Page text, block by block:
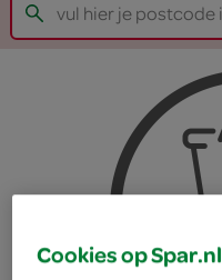
Cookies op Spar.nl